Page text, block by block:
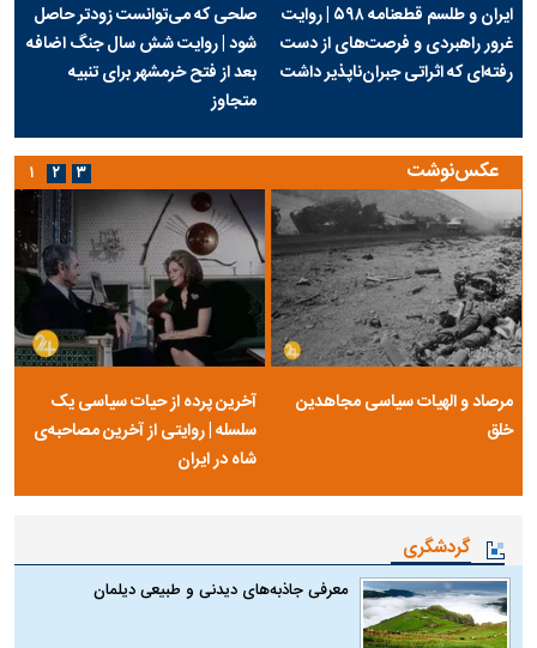
ایران و طلسم قطعنامه ۵۹۸ | روایت
غرور راهبردی و فرصت‌های از دست
رفته‌ای که اثراتی جبران‌ناپذیر داشت
صلحی که می‌توانست زودتر حاصل
شود | روایت شش سال جنگ اضافه
بعد از فتح خرمشهر برای تنبیه
متجاوز
عکس‌نوشت
مرصاد و الهیات سیاسی مجاهدین
خلق
آخرین پرده از حیات سیاسی یک
سلسله | روایتی از آخرین مصاحبه‌ی
شاه در ایران
۱ ۲ ۳
گردشگری
معرفی جاذبه‌های دیدنی و طبیعی دیلمان